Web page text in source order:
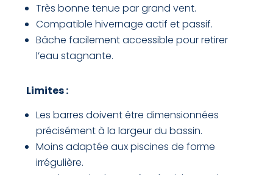
Très bonne tenue par grand vent.
Compatible hivernage actif et passif.
Bâche facilement accessible pour retirer
l’eau stagnante.
Limites :
Les barres doivent être dimensionnées
précisément à la largeur du bassin.
Moins adaptée aux piscines de forme
irrégulière.